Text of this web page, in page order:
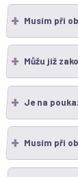
Musím při
Můžu již
Je na
Musím při